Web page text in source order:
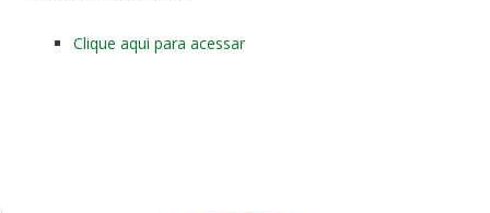
Clique aqui para acessar